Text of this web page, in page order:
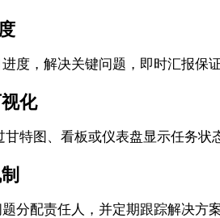
度，解决关键问题，即时汇报保
化
特图、看板或仪表盘显示任务状
分配责任人，并定期跟踪解决方